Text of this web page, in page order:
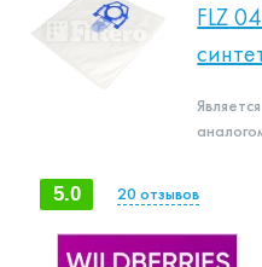
FLZ
Является
5.0 20 отзывов